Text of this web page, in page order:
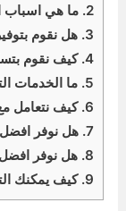
2. ما هي اسباب
3. هل نقوم
4. كيف نقوم
5. ما الخدمات
6. كيف نتعامل
7. هل نوفر افضل
8. هل نوفر افضل
9. كيف يمكنك